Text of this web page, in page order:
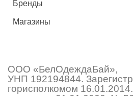
Бренды
Магазины
ООО «БелОдеждаБай»,
УНП 192194844.
горисполкомом